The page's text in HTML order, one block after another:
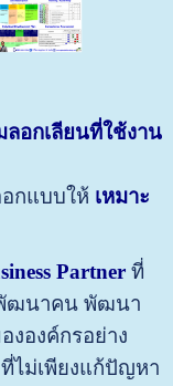
อกเลียนที่ใช้งาน
กแบบให้ เหมาะ
Partner ที่
พัฒนาคน พัฒนา
งองค์กรอย่าง
ไม่เพียงแก้ปัญหา